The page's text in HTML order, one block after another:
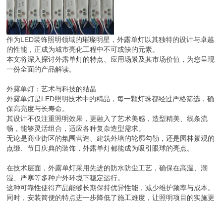
作为LED装饰照明领域的璀璨明星，外露单灯以其独特的设计与卓越
的性能，正成为城市亮化工程中不可或缺的元素。
本文将深入探讨外露单灯的特点、应用场景及其市场价值，为您呈现
一份全面的产品解读。
外露单灯：艺术与科技的结晶
外露单灯是LED照明技术中的精品，每一颗灯珠都经过严格筛选，确
保高亮度与长寿命。
其设计不仅注重照明效果，更融入了艺术美感，造型精美、线条流
畅，能够灵活组合，适应各种复杂造型需求。
无论是商业街区的氛围营造、建筑外墙的轮廓勾勒，还是园林景观的
点缀、节日庆典的装饰，外露单灯都能成为吸引眼球的亮点。
在技术层面，外露单灯采用先进的防水防尘工艺，确保在高温、潮
湿、严寒等多种户外环境下稳定运行。
这种可靠性使得产品能够长期保持优异性能，减少维护频率与成本。
同时，安装简便的特点进一步降低了施工难度，让照明项目的实施更